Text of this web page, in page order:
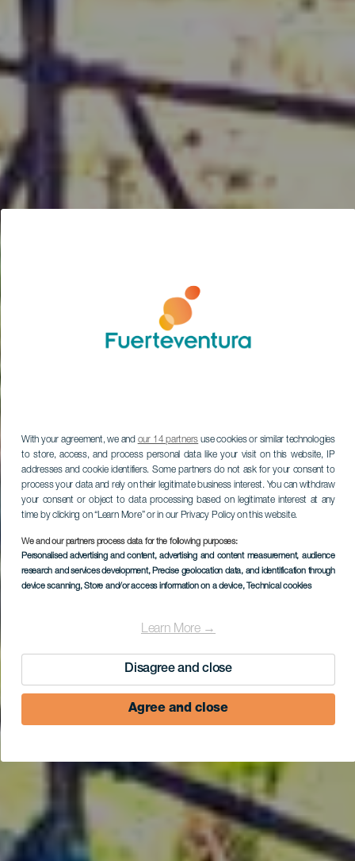
With your agreement, we and our 14 partners use cookies or similar technologies
to store, access, and process personal data like your visit on this website, IP
addresses and cookie identifiers. Some partners do not ask for your consent to
process your data and rely on their legitimate business interest. You can withdraw
your consent or object to data processing based on legitimate interest at any
time by clicking on “Learn More” or in our Privacy Policy on this website.
We and our partners process data for the following purposes:
Personalised advertising and content, advertising and content measurement, audience
research and services development, Precise geolocation data, and identification through
device scanning, Store and/or access information on a device, Technical cookies
Learn More →
Disagree and close
Agree and close